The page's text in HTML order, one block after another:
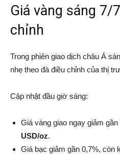
Giá vàng sáng 7/
chỉnh
Trong phiên giao dịch châu Á
nhẹ theo đà điều chỉnh của thị
Cập nhật đầu giờ sáng:
Giá vàng giao ngay giảm
USD/oz.
Giá bạc giảm gần 0,7%, còn